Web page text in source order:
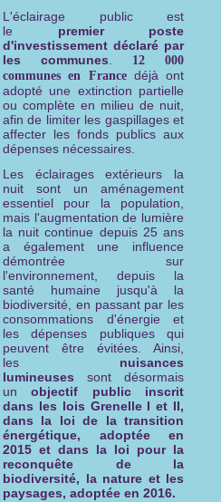
L'éclairage public est
le premier
poste
d'investissement déclaré par
les communes. 12 000
communes en France déjà ont
adopté une extinction partielle
ou complète en milieu de nuit,
afin de limiter les gaspillages et
affecter les fonds publics aux
dépenses nécessaires.
Les éclairages extérieurs la
nuit sont un aménagement
essentiel pour la population,
mais l'augmentation de lumière
la nuit continue depuis 25 ans
a également une influence
démontrée sur
l'environnement, depuis la
santé humaine jusqu'à la
biodiversité, en passant par les
consommations d'énergie et
les dépenses publiques qui
peuvent être évitées. Ainsi,
les nuisances
lumineuses sont désormais
unobjectif public inscrit
dans les lois Grenelle I et II,
dans la loi de la transition
énergétique, adoptée en
2015 et dans la loi pour la
reconquête de la
biodiversité, la nature et les
paysages, adoptée en 2016.